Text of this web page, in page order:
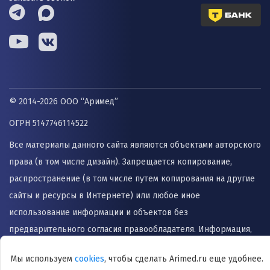
© 2014-2026 ООО “Аримед”
ОГРН 5147746114522
Все материалы данного сайта являются объектами авторского
права (в том числе дизайн). Запрещается копирование,
распространение (в том числе путем копирования на другие
сайты и ресурсы в Интернете) или любое иное
использование информации и объектов без
предварительного согласия правообладателя. Информация,
может быть использована для назначения лечения и
Мы используем cookies, чтобы сделать Arimed.ru еще удобнее.